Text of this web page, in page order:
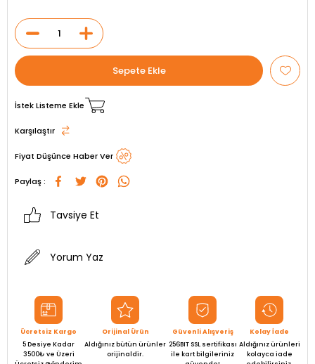
İstek Listeme Ekle
Karşılaştır
Fiyat Düşünce Haber Ver
Paylaş :
Tavsiye Et
Yorum Yaz
Ücretsiz Kargo
5 Desiye Kadar
3500₺ ve Üzeri
Orijinal Ürün
Aldığınız bütün ürünler
orijinaldir.
Güvenli Alışveriş
256BIT SSL sertifikası
ile kart bilgileriniz
Kolay İade
Aldığınız ürünleri
kolayca iade